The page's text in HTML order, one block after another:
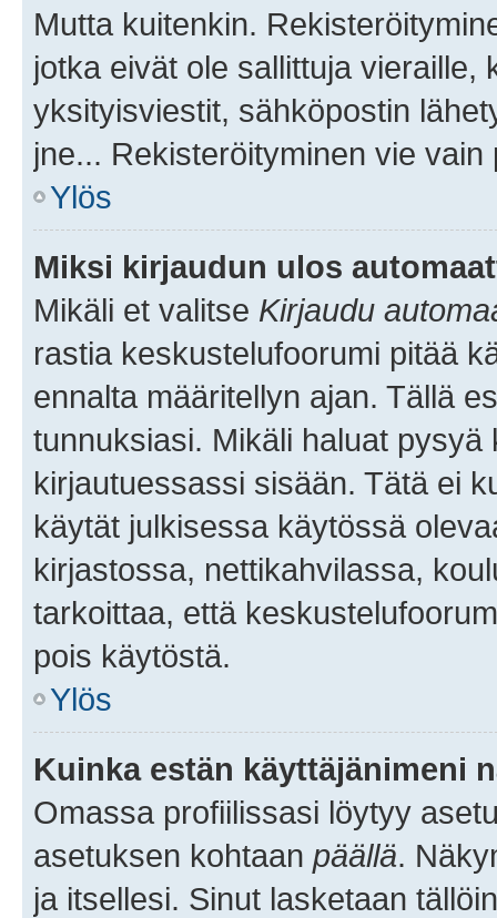
Mutta kuitenkin.
jotka eivät ole sallittuja vieraille,
yksityisviestit, sähköpostin
jne... Rekisteröityminen vie
Ylös
Miksi kirjaudun ulos
Mikäli et valitse Kirjaudu
rastia keskustelufoorumi pitää
ennalta määritellyn ajan. Tällä
tunnuksiasi. Mikäli haluat
kirjautuessassi sisään. Tätä ei
käytät julkisessa käytössä
kirjastossa, nettikahvilassa,
tarkoittaa, että
pois käytöstä.
Ylös
Kuinka estän käyttäjänimeni
Omassa profiilissasi löytyy
asetuksen kohtaan päällä.
ja itsellesi. Sinut lasketaan